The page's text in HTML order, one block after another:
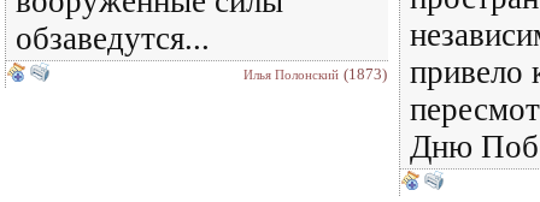
обзаведутся...
Илья Полонский (1873)
привело
Дню